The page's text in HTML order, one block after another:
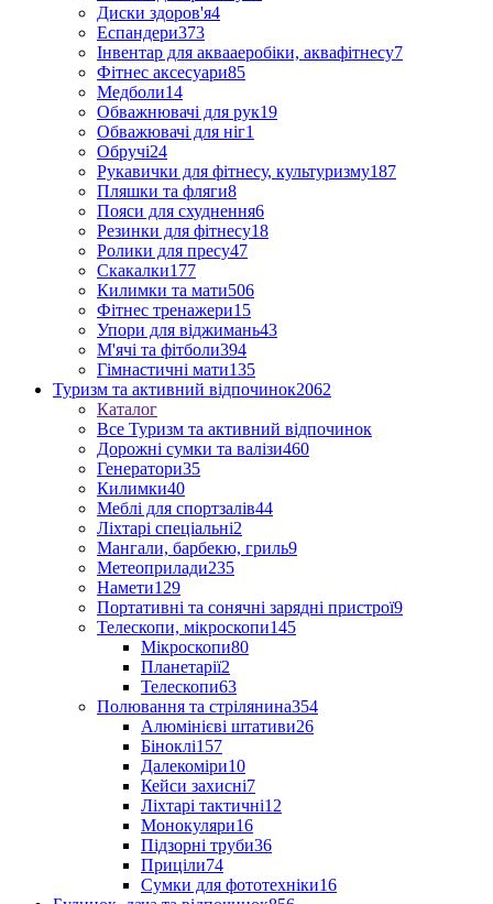
Диски здоров'я4
Еспандери373
Інвентар для аквааеробіки, аквафітнесу7
Фітнес аксесуари85
Медболи14
Обважнювачі для рук19
Обважювачі для ніг1
Обручі24
Рукавички для фітнесу, культуризму187
Пляшки та фляги8
Пояси для схуднення6
Резинки для фітнесу18
Ролики для пресу47
Скакалки177
Килимки та мати506
Фітнес тренажери15
Упори для віджимань43
М'ячі та фітболи394
Гімнастичні мати135
Туризм та активний відпочинок2062
Каталог
Все Туризм та активний відпочинок
Дорожні сумки та валізи460
Генератори35
Килимки40
Меблі для спортзалів44
Ліхтарі спеціальні2
Мангали, барбекю, гриль9
Метеоприлади235
Намети129
Портативні та сонячні зарядні пристрої9
Телескопи, мікроскопи145
Мікроскопи80
Планетарії2
Телескопи63
Полювання та стрілянина354
Алюмінієві штативи26
Біноклі157
Далекоміри10
Кейси захисні7
Ліхтарі тактичні12
Монокуляри16
Підзорні труби36
Приціли74
Сумки для фототехніки16